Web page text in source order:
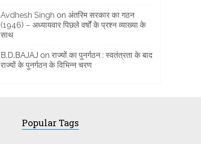
Avdhesh Singh on अंतरिम सरकार का गठन
(1946) – अध्यायवार पिछले वर्षों के प्रश्न व्याख्या के
साथ
B.D.BAJAJ on राज्यों का पुनर्गठन : स्वतंत्रता के बाद
राज्यों के पुनर्गठन के विभिन्न चरण
Popular Tags